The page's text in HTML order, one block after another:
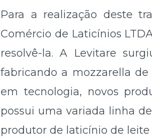
Para a realização deste
Comércio de Laticínios
resolvê-la. A Levitare
fabricando a mozzarella
em tecnologia, novos
possui uma variada linha
produtor de laticínio de leite